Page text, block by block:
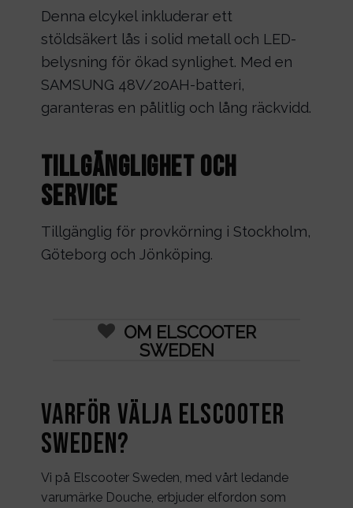
Denna elcykel inkluderar ett
stöldsäkert lås i solid metall och LED-
belysning för ökad synlighet. Med en
SAMSUNG 48V/20AH-batteri,
garanteras en pålitlig och lång räckvidd.
Tillgänglighet och
Service
Tillgänglig för provkörning i Stockholm,
Göteborg och Jönköping.
OM ELSCOOTER
SWEDEN
Varför Välja Elscooter
Sweden?
Vi på Elscooter Sweden, med vårt ledande
varumärke Douche, erbjuder elfordon som